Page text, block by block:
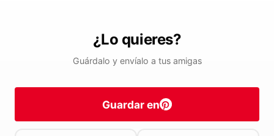
¿Lo quieres?
Guárdalo y envíalo a tus amigas
Guardar en